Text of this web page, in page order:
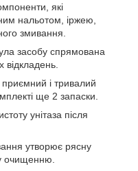
які
нальотом, іржею,
змивання.
засобу спрямована
відкладень.
і тривалий
ще 2 запаски.
унітаза після
утворює рясну
очищенню.